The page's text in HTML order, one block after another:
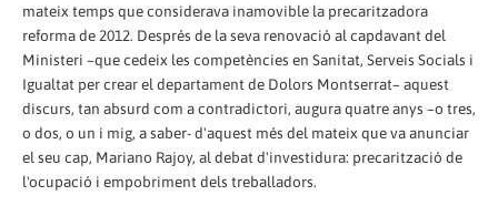
mateix temps que considerava inamovible la precaritzadora
reforma de 2012. Després de la seva renovació al capdavant del
Ministeri –que cedeix les competències en Sanitat, Serveis Socials i
Igualtat per crear el departament de Dolors Montserrat– aquest
discurs, tan absurd com a contradictori, augura quatre anys –o tres,
o dos, o un i mig, a saber- d'aquest més del mateix que va anunciar
el seu cap, Mariano Rajoy, al debat d'investidura: precarització de
l'ocupació i empobriment dels treballadors.